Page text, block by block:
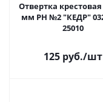
Отвертка крестовая 6 Х125
мм РН №2 "КЕДР" 032-1815
25010
125 руб./шт